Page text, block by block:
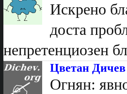
Искрено
доста
непретенциозен
Цветан Дичев
Огнян: